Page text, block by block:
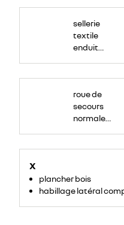
sellerie
textile
enduit
roue de
secours
normale
X
plancher bois
habillage latéral